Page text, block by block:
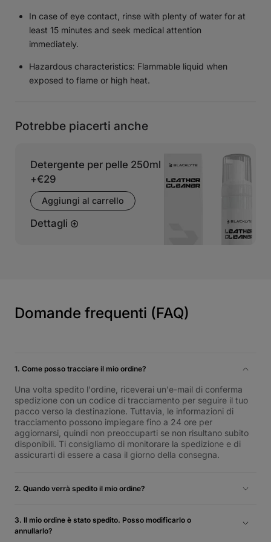
In case of eye contact, rinse with plenty of water for at
least 15 minutes and seek medical attention
immediately.
Hazardous characteristics: Flammable liquid when
exposed to flame or high heat.
Potrebbe piacerti anche
Detergente per pelle 250ml
+€29
Aggiungi al carrello
Dettagli
Domande frequenti (FAQ)
1. Come posso tracciare il mio ordine?
Una volta spedito l'ordine, riceverai un'e-mail di conferma
spedizione con un codice di tracciamento per seguire il tuo
pacco verso la destinazione. Tuttavia, le informazioni di
tracciamento possono impiegare fino a 24 ore per
aggiornarsi, quindi non preoccuparti se non risultano subito
disponibili. Ti consigliamo di monitorare la spedizione e di
assicurarti di essere a casa il giorno della consegna.
2. Quando verrà spedito il mio ordine?
spediti il giorno lavorativo successivo e consegnati entro 1-5
giorni lavorativi. Per maggiori informazioni, consulta la nostra
3. Il mio ordine è stato spedito. Posso modificarlo o
annullarlo?